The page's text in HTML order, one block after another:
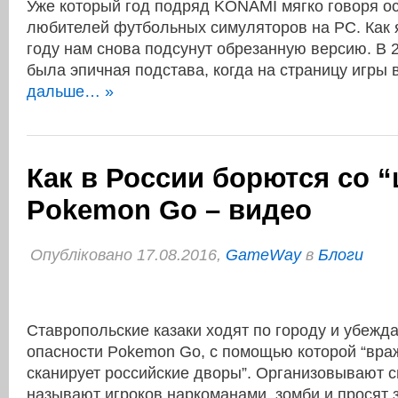
Уже который год подряд KONAMI мягко говоря
любителей футбольных симуляторов на PC. Как
году нам снова подсунут обрезанную версию. В
была эпичная подстава, когда на страницу
дальше… »
Как в России борются со
Pokemon Go – видео
Опубліковано 17.08.2016, GameWayв Блоги
Ставропольские казаки ходят по городу и
опасности Pokemon Go, с помощью которой
сканирует российские дворы”. Организовывают
называют игроков наркоманами, зомби и просят